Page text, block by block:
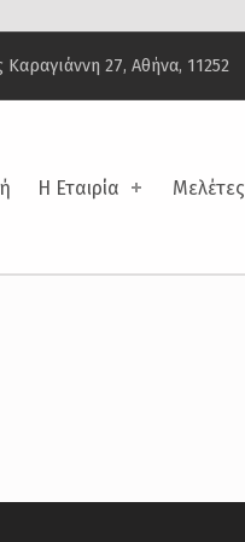
Η Εταιρία Μελέτες
Καραγιάννη 27, Αθήνα, 11252